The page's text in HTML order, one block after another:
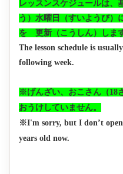
レッスンスケジュールは
う）水曜日（すいようび）
を 更新（こうしん）します
The lesson schedule is
following week.
※げんざい、おこさん（
おうけしていません。
※I'm sorry, but I don’t
years old now.